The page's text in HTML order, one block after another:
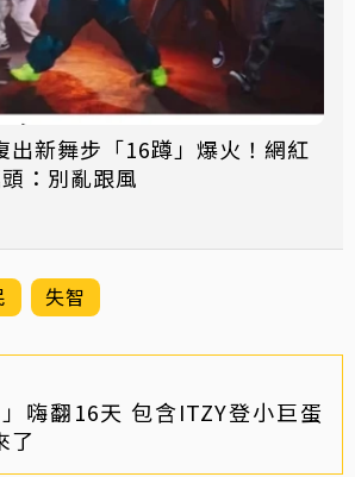
新舞步「16蹲」爆火！網紅
：別亂跟風
失智
」嗨翻16天 包含ITZY登小巨蛋
了